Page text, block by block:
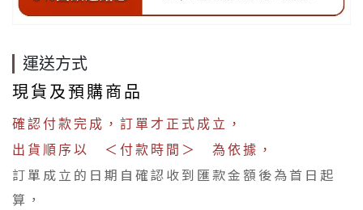
運送方式
現貨及預購商品
確認付款完成，訂單才正式成立，
出貨順序以 ＜付款時間＞ 為依據，
訂單成立的日期自確認收到匯款金額後為首日起
算，